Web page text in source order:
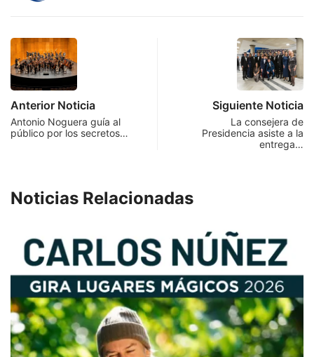
Anterior Noticia
Antonio Noguera guía al
público por los secretos…
Siguiente Noticia
La consejera de
Presidencia asiste a la
entrega…
Noticias Relacionadas